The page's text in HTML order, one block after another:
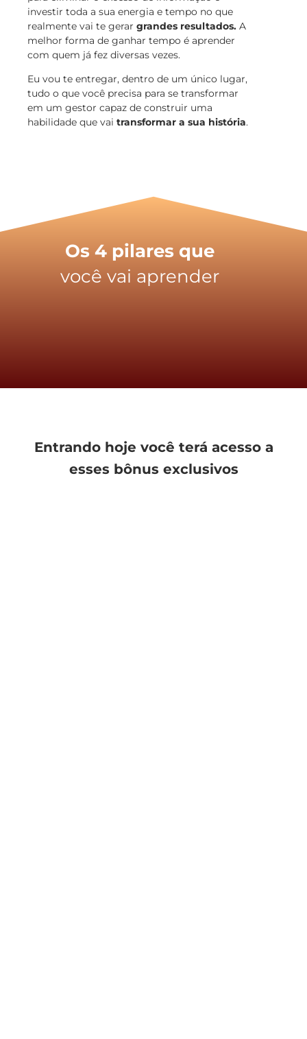
investir toda a sua energia e tempo no que
realmente vai te gerar grandes resultados. A
melhor forma de ganhar tempo é aprender
com quem já fez diversas vezes.
Eu vou te entregar, dentro de um único lugar,
tudo o que você precisa para se transformar
em um gestor capaz de construir uma
habilidade que vai transformar a sua história.
Os 4 pilares que
você vai aprender
Entrando hoje você terá acesso a
esses bônus exclusivos